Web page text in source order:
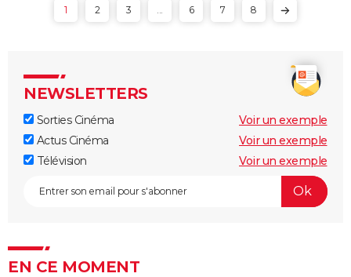
1 2 3 6 7 8
NEWSLETTERS
Sorties Cinéma
Voir un exemple
Actus Cinéma
Voir un exemple
Télévision
Voir un exemple
EN CE MOMENT